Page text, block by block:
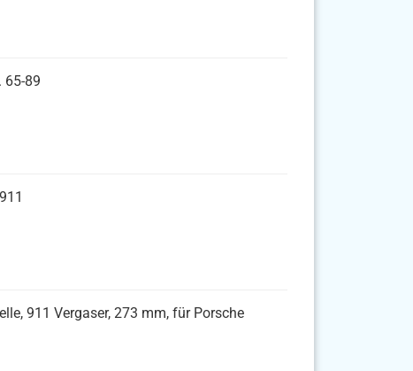
65-89
911 Vergaser, 273 mm, für Porsche